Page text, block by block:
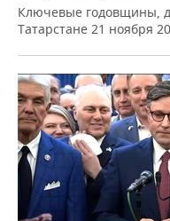
Ключевые годовщины,
Татарстане 21 ноября